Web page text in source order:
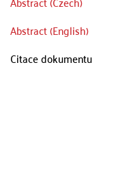
Abstract (English)
Citace dokumentu